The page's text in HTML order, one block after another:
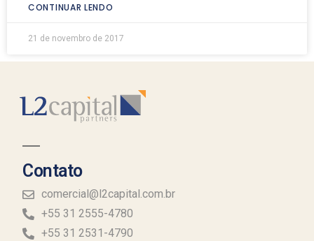
CONTINUAR LENDO
21 de novembro de 2017
Contato
comercial@l2capital.com.br
+55 31 2555-4780
+55 31 2531-4790